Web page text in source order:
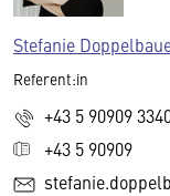
Stefanie
Referent:in
+43 5 90909
+43 5 90909